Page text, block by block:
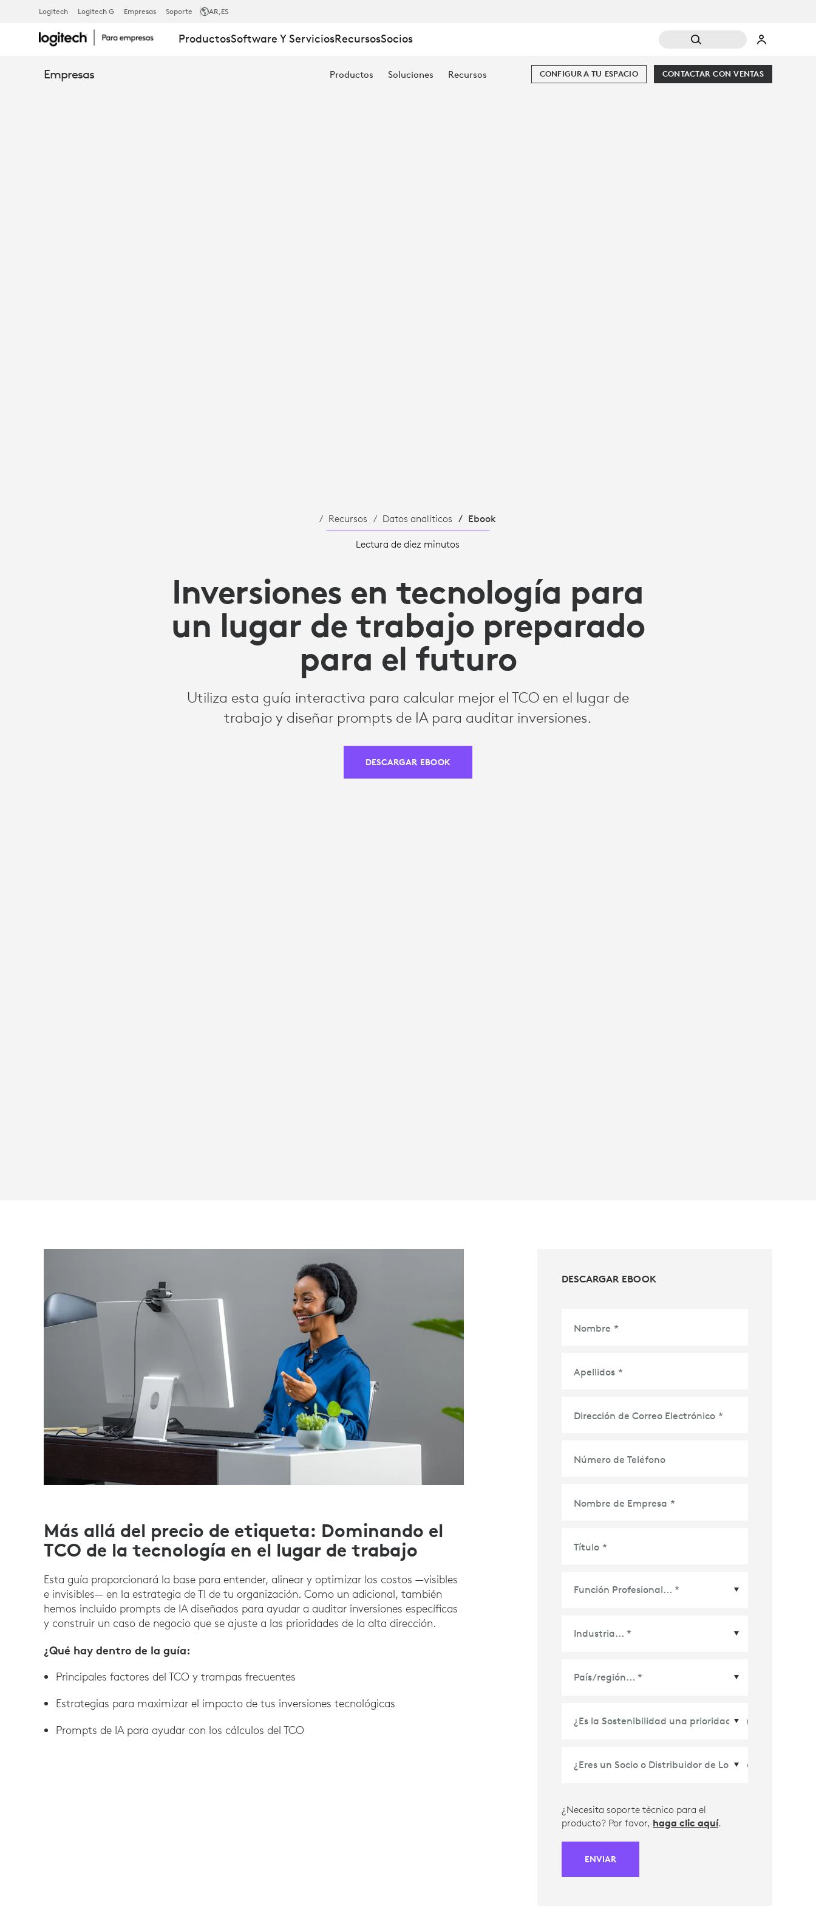
INVERSIONES
EN
Logitech Logitech G Empresas Soporte AR,ES
ProductosSoftware Y ServiciosRecursosSocios
Empresas Productos Soluciones Recursos CONTACTAR CON VENTAS
CONFIGURA TU ESPACIO
Recursos Datos analíticos Ebook
Lectura de diez minutos
Inversiones en tecnología para
un lugar de trabajo preparado
para el futuro
Utiliza esta guía interactiva para calcular mejor el TCO en el lugar de
trabajo y diseñar prompts de IA para auditar inversiones.
DESCARGAR EBOOK
Más allá del precio de etiqueta: Dominando el
TCO de la tecnología en el lugar de trabajo
Esta guía proporcionará la base para entender, alinear y optimizar los costos —visibles
e invisibles— en la estrategia de TI de tu organización. Como un adicional, también
hemos incluido prompts de IA diseñados para ayudar a auditar inversiones específicas
y construir un caso de negocio que se ajuste a las prioridades de la alta dirección.
¿Qué hay dentro de la guía:
Principales factores del TCO y trampas frecuentes
Estrategias para maximizar el impacto de tus inversiones tecnológicas
Prompts de IA para ayudar con los cálculos del TCO
DESCARGAR EBOOK
Nombre *
Apellidos *
Dirección de Correo Electrónico *
Número de Teléfono
Nombre de Empresa *
Título *
País/Región *
¿Necesita soporte técnico para el
producto? Por favor, haga clic aquí.
ENVIAR